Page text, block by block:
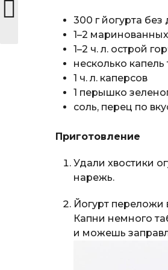
300 г йогурта без
1–2
1–2 ч. л. острой
несколько капель
1 ч. л. каперсов
1 перышко
соль, перец по
Приготовление
Удали хвостики
нарежь.
Йогурт переложи
Капни немного
и можешь